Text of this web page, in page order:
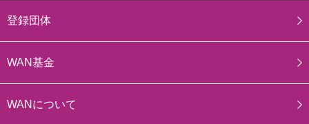
登録団体
WAN基金
WANについて